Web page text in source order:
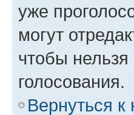
уже
могут
чтобы
голосования.
Вернуться к